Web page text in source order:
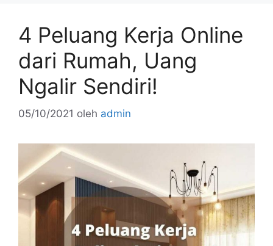
4 Peluang Kerja Online
dari Rumah, Uang
Ngalir Sendiri!
05/10/2021 oleh admin